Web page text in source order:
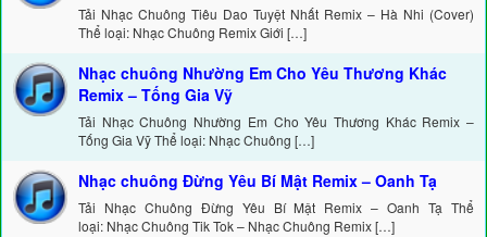
Tải Nhạc Chuông Tiêu Dao Tuyệt Nhất Remix – Hà Nhi (Cover)
Thể loại: Nhạc Chuông Remix Giới […]
Nhạc chuông Nhường Em Cho Yêu Thương Khác
Remix – Tống Gia Vỹ
Tải Nhạc Chuông Nhường Em Cho Yêu Thương Khác Remix –
Tống Gia Vỹ Thể loại: Nhạc Chuông […]
Nhạc chuông Đừng Yêu Bí Mật Remix – Oanh Tạ
Tải Nhạc Chuông Đừng Yêu Bí Mật Remix – Oanh Tạ Thể
loại: Nhạc Chuông Tik Tok – Nhạc Chuông Remix […]